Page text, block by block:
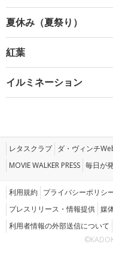
夏休み（夏祭り）
紅葉
イルミネーション
レタスクラブ ダ・ヴィンチ
MOVIE WALKER PRESS 毎日が
利用規約 プライバシーポリシ
プレスリリース・情報提供 媒
利用者情報の外部送信について